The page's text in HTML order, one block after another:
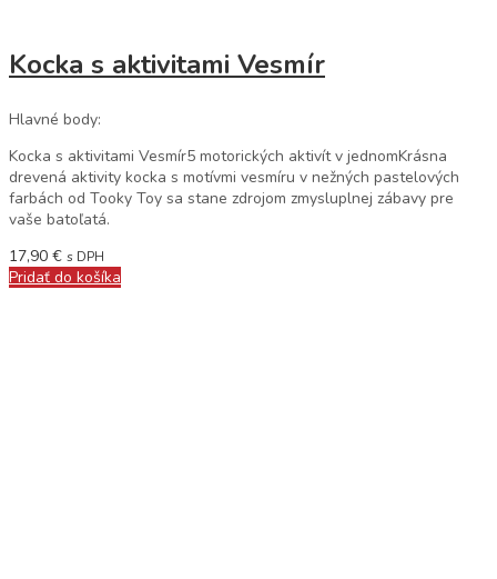
Kocka s aktivitami Vesmír
Hlavné body:
Kocka s aktivitami Vesmír5 motorických aktivít v jednomKrásna
drevená aktivity kocka s motívmi vesmíru v nežných pastelových
farbách od Tooky Toy sa stane zdrojom zmysluplnej zábavy pre
vaše batoľatá.
17,90 € s DPH
Pridať do košíka